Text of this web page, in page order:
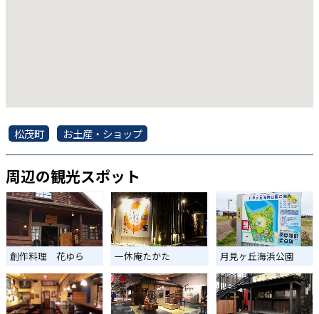
松茂町 お土産・ショップ
周辺の観光スポット
創作料理 花ゆら 一休庵たかた 月見ヶ丘海浜公園